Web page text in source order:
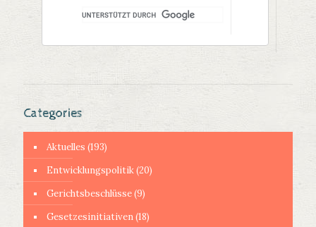
Categories
Aktuelles (193)
Entwicklungspolitik(20)
Gerichtsbeschlüsse(9)
Gesetzesinitiativen(18)